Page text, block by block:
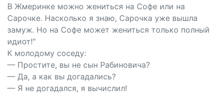
В Жмеринке можно жениться на Софе или на
Сарочке. Насколько я знаю, Сарочка уже вышла
замуж. Но на Софе может жениться только полный
идиот!"
К молодому соседу:
— Простите, вы не сын Рабиновича?
— Да, а как вы догадались?
— Я не догадался, я вычислил!